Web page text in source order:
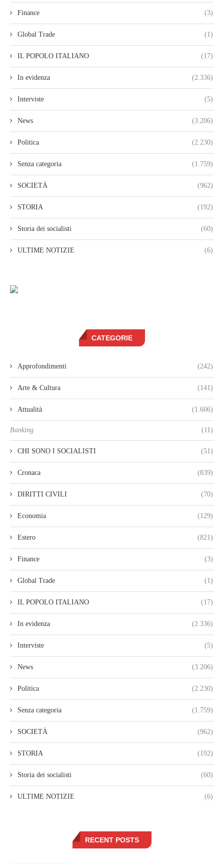
Finance (3)
Global Trade (1)
IL POPOLO ITALIANO (17)
In evidenza (2.336)
Interviste (5)
News (3.206)
Politica (2.230)
Senza categoria (1.759)
SOCIETÀ (962)
STORIA (192)
Storia dei socialisti (60)
ULTIME NOTIZIE (6)
CATEGORIE
Approfondimenti (242)
Arte & Cultura (141)
Attualità (1.606)
Banking (11)
CHI SONO I SOCIALISTI (51)
Cronaca (839)
DIRITTI CIVILI (70)
Economia (129)
Estero (821)
Finance (3)
Global Trade (1)
IL POPOLO ITALIANO (17)
In evidenza (2.336)
Interviste (5)
News (3.206)
Politica (2.230)
Senza categoria (1.759)
SOCIETÀ (962)
STORIA (192)
Storia dei socialisti (60)
ULTIME NOTIZIE (6)
RECENT POSTS